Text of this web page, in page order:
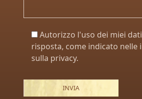
Autorizzo l'uso dei miei
risposta, come indicato nelle
sulla privacy.